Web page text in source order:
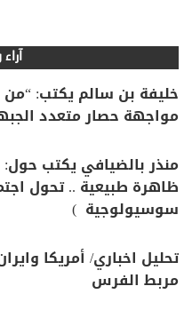
خليفة بن سالم يكتب:
مواجهة حصار متعدد
منذر بالضيافي يكتب حول:
ظاهرة طبيعية .. تحول
سوسيولوجية )
تحليل اخباري/ أمريكا
مربط الفرس